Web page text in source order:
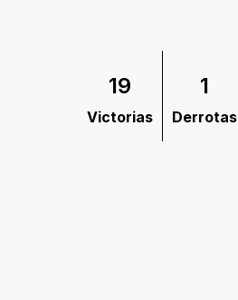
19
Victorias
1
Derrotas